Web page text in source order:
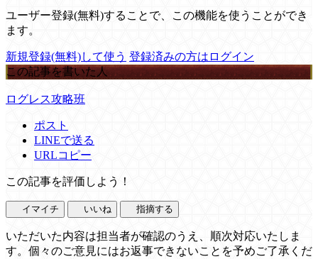
ユーザー登録(無料)することで、この機能を使うことができ
ます。
新規登録(無料)して使う 登録済みの方はログイン
この記事を書いた人
ログレス攻略班
ポスト
LINEで送る
URLコピー
この記事を評価しよう！
イマイチ いいね 指摘する
いただいた内容は担当者が確認のうえ、順次対応いたしま
す。個々のご意見にはお返事できないことを予めご了承くだ